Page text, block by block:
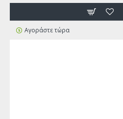
Αγοράστε τώρα